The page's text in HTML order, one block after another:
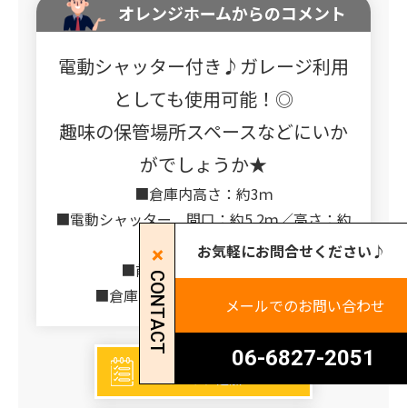
オレンジホームからのコメント
電動シャッター付き♪ガレージ利用
としても使用可能！◎
趣味の保管場所スペースなどにいか
がでしょうか★
■倉庫内高さ：約3ｍ
■電動シャッター 間口：約5.2ｍ／高さ：約
2.5ｍ
■前面道路幅員：約4.4ｍ
■倉庫内、車複数台駐車可能です
お問い合わせ
リストに追加
CONTACT
お気軽にお問合せください♪
メールでのお問い合わせ
06-6827-2051